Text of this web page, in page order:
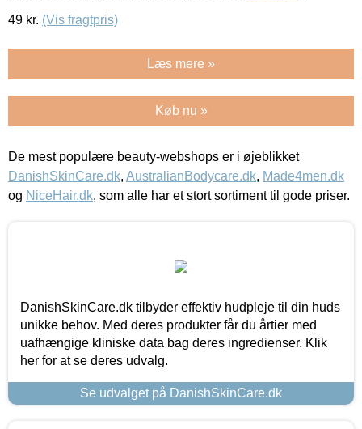
49 kr. (Vis fragtpris)
Læs mere »
Køb nu »
De mest populære beauty-webshops er i øjeblikket
DanishSkinCare.dk, AustralianBodycare.dk, Made4men.dk
og NiceHair.dk, som alle har et stort sortiment til gode priser.
DanishSkinCare.dk tilbyder effektiv hudpleje til din huds
unikke behov. Med deres produkter får du årtier med
uafhængige kliniske data bag deres ingredienser. Klik
her for at se deres udvalg.
Se udvalget på DanishSkinCare.dk